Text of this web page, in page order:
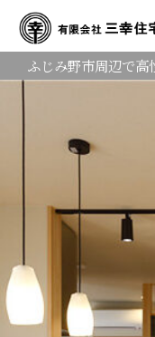
ふじみ野市周辺で高